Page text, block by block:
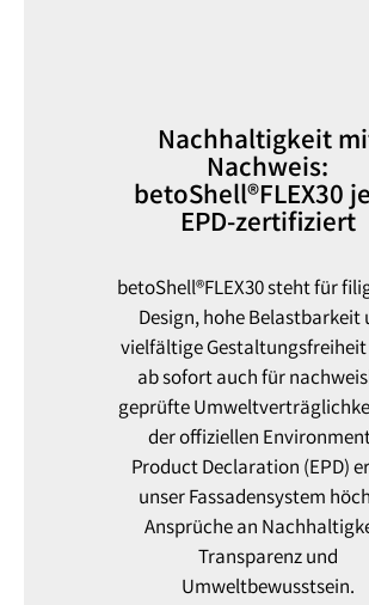
Nachhaltigkeit
Nachweis:
betoShell®FLEX30
EPD-zertifiziert
betoShell®FLEX30 steht für
Design, hohe Belastbarkeit
vielfältige Gestaltungsfreiheit
ab sofort auch für
geprüfte
der offiziellen
Product Declaration (EPD)
unser Fassadensystem
Ansprüche an
Transparenz und
Umweltbewusstsein.